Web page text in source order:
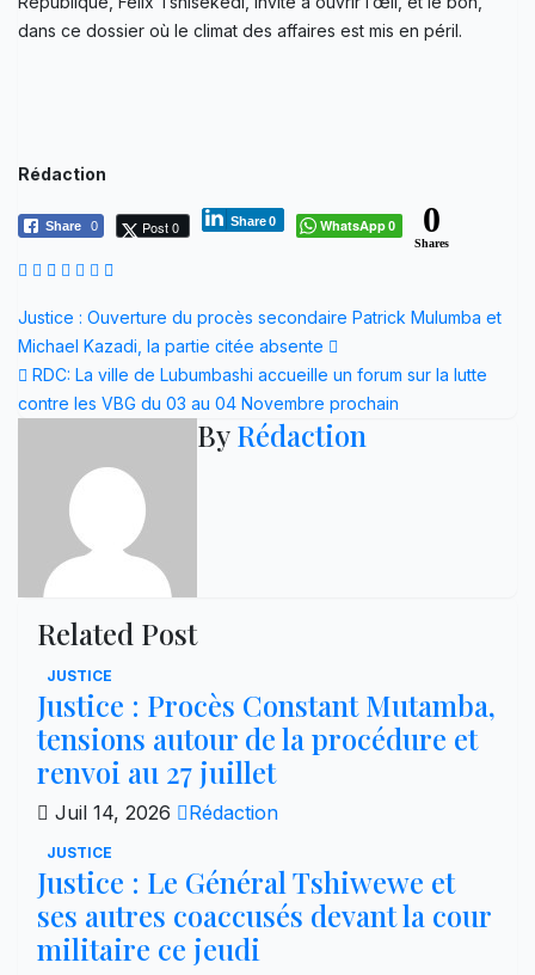
dans ce dossier où le climat des affaires est mis en péril.
Rédaction
Share 0 Post 0 Share0 WhatsApp0 0
Shares
Navigation
de
l’article
Justice : Ouverture du procès secondaire Patrick Mulumba et
Michael Kazadi, la partie citée absente
RDC: La ville de Lubumbashi accueille un forum sur la lutte
contre les VBG du 03 au 04 Novembre prochain
ByRédaction
Related Post
JUSTICE
Justice : Procès Constant Mutamba,
tensions autour de la procédure et
renvoi au 27 juillet
Juil 14, 2026 Rédaction
JUSTICE
Justice : Le Général Tshiwewe et
ses autres coaccusés devant la cour
militaire ce jeudi